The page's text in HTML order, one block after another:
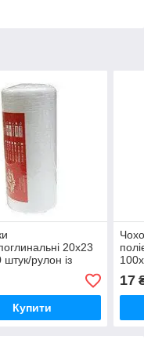
20x23
рулон із
Купити
17